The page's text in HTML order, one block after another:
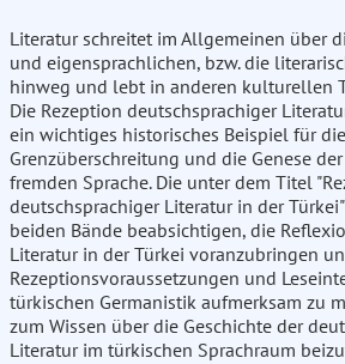
Literatur schreitet im Allgemeinen über
und eigensprachlichen, bzw. die
hinweg und lebt in anderen kulturellen
Die Rezeption deutschsprachiger
ein wichtiges historisches Beispiel für
Grenzüberschreitung und die Genese
fremden Sprache. Die unter dem Titel
deutschsprachiger Literatur in der
beiden Bände beabsichtigen, die
Literatur in der Türkei voranzubringen
Rezeptionsvoraussetzungen und
türkischen Germanistik aufmerksam zu
zum Wissen über die Geschichte der
Literatur im türkischen Sprachraum